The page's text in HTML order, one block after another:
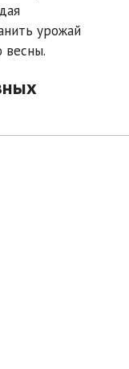
урожай
весны.